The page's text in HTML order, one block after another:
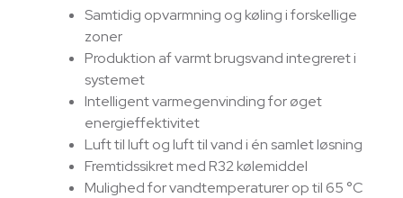
Samtidig opvarmning og køling i forskellige
zoner
Produktion af varmt brugsvand integreret i
systemet
Intelligent varmegenvinding for øget
energieffektivitet
Luft til luft og luft til vand i én samlet løsning
Fremtidssikret med R32 kølemiddel
Mulighed for vandtemperaturer op til 65 °C